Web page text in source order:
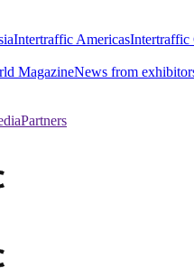
Intertraffic AmericasIntertraffic
MagazineNews from
Partners